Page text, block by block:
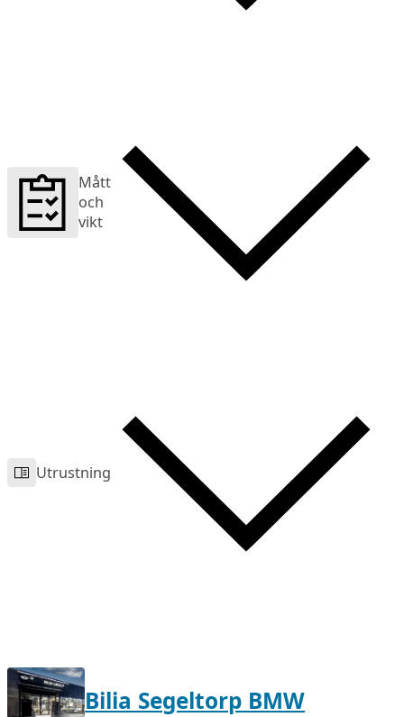
Mått
och
vikt
Utrustning
Bilia Segeltorp BMW